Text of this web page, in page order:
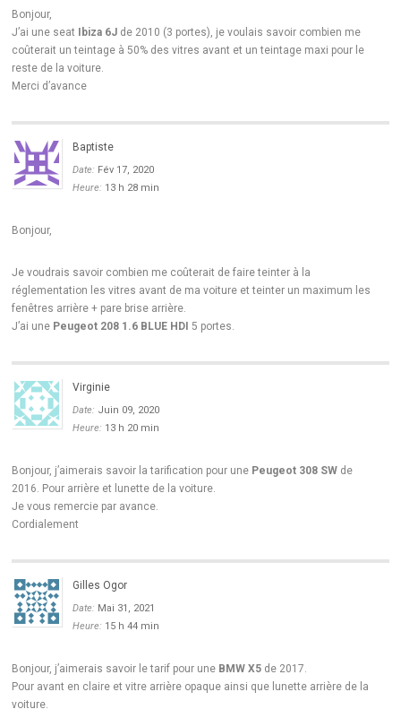
Bonjour,
J’ai une seat Ibiza 6J de 2010 (3 portes), je voulais savoir combien me
coûterait un teintage à 50% des vitres avant et un teintage maxi pour le
reste de la voiture.
Merci d’avance
Baptiste
Date: Fév 17, 2020
Heure: 13 h 28 min
Bonjour,
Je voudrais savoir combien me coûterait de faire teinter à la
réglementation les vitres avant de ma voiture et teinter un maximum les
fenêtres arrière + pare brise arrière.
J’ai une Peugeot 208 1.6 BLUE HDI 5 portes.
Virginie
Date: Juin 09, 2020
Heure: 13 h 20 min
Bonjour, j’aimerais savoir la tarification pour une Peugeot 308 SW de
2016. Pour arrière et lunette de la voiture.
Je vous remercie par avance.
Cordialement
Gilles Ogor
Date: Mai 31, 2021
Heure: 15 h 44 min
Bonjour, j’aimerais savoir le tarif pour une BMW X5 de 2017.
Pour avant en claire et vitre arrière opaque ainsi que lunette arrière de la
voiture.